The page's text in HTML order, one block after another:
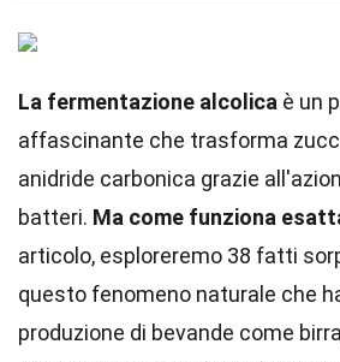
La fermentazione alcolica è un
affascinante che trasforma
anidride carbonica grazie
batteri. Ma come funziona
articolo, esploreremo 38 fatti
questo fenomeno naturale che
produzione di bevande come